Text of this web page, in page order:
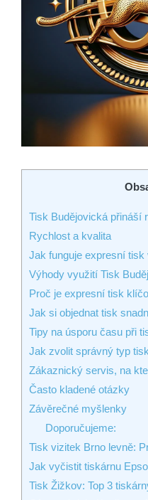
Tisk Budějovická přináší
Rychlost a kvalita
Jak funguje expresní tisk
Výhody využití Tisk
Proč je expresní tisk
Jak si objednat tisk
Tipy na úsporu času při
Jak zvolit správný typ
Zákaznický servis, na
Často kladené otázky
Závěrečné myšlenky
Doporučujeme:
Tisk vizitek Brno levně:
Jak vyčistit tiskárnu
Tisk Žižkov: Top 3